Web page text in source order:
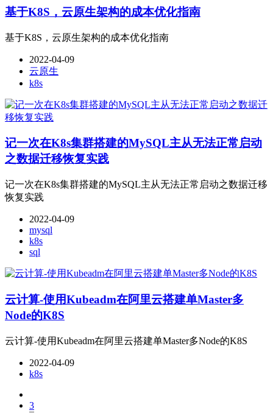
基于K8S，云原生架构的成本优化指南
基于K8S，云原生架构的成本优化指南
2022-04-09
云原生
k8s
记一次在K8s集群搭建的MySQL主从无法正常启动
之数据迁移恢复实践
记一次在K8s集群搭建的MySQL主从无法正常启动之数据迁移
恢复实践
2022-04-09
mysql
k8s
sql
云计算-使用Kubeadm在阿里云搭建单Master多
Node的K8S
云计算-使用Kubeadm在阿里云搭建单Master多Node的K8S
2022-04-09
k8s
3